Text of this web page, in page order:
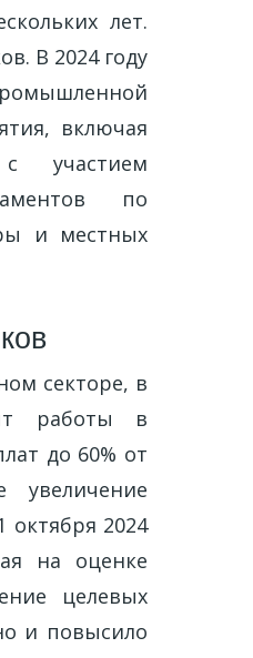
лет.
В 2024 году
включая
участием
по
и местных
секторе, в
работы в
до 60% от
увеличение
2024
на оценке
целевых
и повысило